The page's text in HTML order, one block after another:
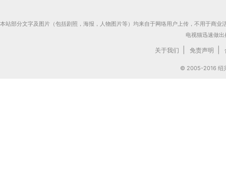
本站部分文字及图片（包括剧照，海报，人物图片等）均来自于网络用户上传，不用于商
电视猫迅速做
关于我们 免责声明
© 2005-2016 绍